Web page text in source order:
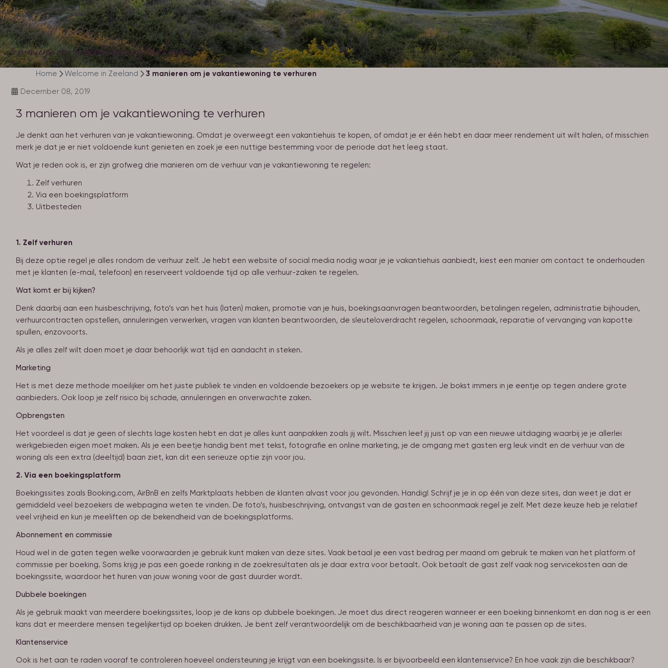
3 manieren om je vakantiewoning te verhuren
Home Welcome in Zeeland
3 manieren om je vakantiewoning te verhuren
December 08, 2019
3 manieren om je vakantiewoning te verhuren
Je denkt aan het verhuren van je vakantiewoning. Omdat je overweegt een vakantiehuis te kopen, of omdat je er één hebt en daar meer rendement uit wilt halen, of misschien
merk je dat je er niet voldoende kunt genieten en zoek je een nuttige bestemming voor de periode dat het leeg staat.
Wat je reden ook is, er zijn grofweg drie manieren om de verhuur van je vakantiewoning te regelen:
Zelf verhuren
Via een boekingsplatform
Uitbesteden
1. Zelf verhuren
Bij deze optie regel je alles rondom de verhuur zelf. Je hebt een website of social media nodig waar je je vakantiehuis aanbiedt, kiest een manier om contact te onderhouden
met je klanten (e-mail, telefoon) en reserveert voldoende tijd op alle verhuur-zaken te regelen.
Wat komt er bij kijken?
Denk daarbij aan een huisbeschrijving, foto’s van het huis (laten) maken, promotie van je huis, boekingsaanvragen beantwoorden, betalingen regelen, administratie bijhouden,
verhuurcontracten opstellen, annuleringen verwerken, vragen van klanten beantwoorden, de sleuteloverdracht regelen, schoonmaak, reparatie of vervanging van kapotte
spullen, enzovoorts.
Als je alles zelf wilt doen moet je daar behoorlijk wat tijd en aandacht in steken.
Marketing
Het is met deze methode moeilijker om het juiste publiek te vinden en voldoende bezoekers op je website te krijgen. Je bokst immers in je eentje op tegen andere grote
aanbieders. Ook loop je zelf risico bij schade, annuleringen en onverwachte zaken.
Opbrengsten
Het voordeel is dat je geen of slechts lage kosten hebt en dat je alles kunt aanpakken zoals jij wilt. Misschien leef jij juist op van een nieuwe uitdaging waarbij je je allerlei
werkgebieden eigen moet maken. Als je een beetje handig bent met tekst, fotografie en online marketing, je de omgang met gasten erg leuk vindt en de verhuur van de
woning als een extra (deeltijd) baan ziet, kan dit een serieuze optie zijn voor jou.
2. Via een boekingsplatform
Boekingssites zoals Booking.com, AirBnB en zelfs Marktplaats hebben de klanten alvast voor jou gevonden. Handig! Schrijf je je in op één van deze sites, dan weet je dat er
gemiddeld veel bezoekers de webpagina weten te vinden. De foto’s, huisbeschrijving, ontvangst van de gasten en schoonmaak regel je zelf. Met deze keuze heb je relatief
veel vrijheid en kun je meeliften op de bekendheid van de boekingsplatforms.
Abonnement en commissie
Houd wel in de gaten tegen welke voorwaarden je gebruik kunt maken van deze sites. Vaak betaal je een vast bedrag per maand om gebruik te maken van het platform of
commissie per boeking. Soms krijg je pas een goede ranking in de zoekresultaten als je daar extra voor betaalt. Ook betaalt de gast zelf vaak nog servicekosten aan de
boekingssite, waardoor het huren van jouw woning voor de gast duurder wordt.
Dubbele boekingen
Als je gebruik maakt van meerdere boekingssites, loop je de kans op dubbele boekingen. Je moet dus direct reageren wanneer er een boeking binnenkomt en dan nog is er een
kans dat er meerdere mensen tegelijkertijd op boeken drukken. Je bent zelf verantwoordelijk om de beschikbaarheid van je woning aan te passen op de sites.
Klantenservice
Ook is het aan te raden vooraf te controleren hoeveel ondersteuning je krijgt van een boekingssite. Is er bijvoorbeeld een klantenservice? En hoe vaak zijn die beschikbaar?